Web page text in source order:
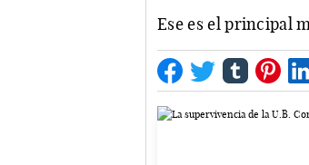
Ese es el principal